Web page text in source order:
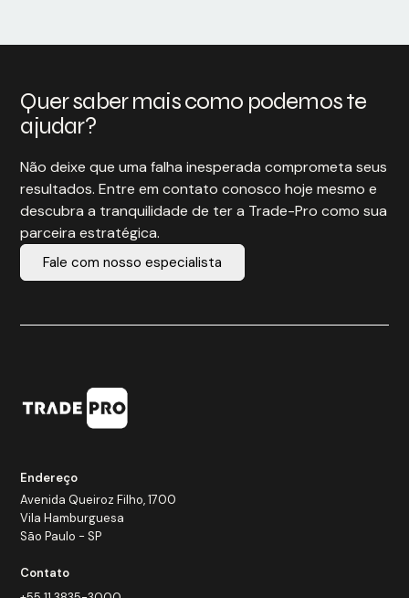
Quer saber mais como podemos te
ajudar?
Não deixe que uma falha inesperada comprometa seus
resultados. Entre em contato conosco hoje mesmo e
descubra a tranquilidade de ter a Trade-Pro como sua
parceira estratégica.
Fale com nosso especialista
Endereço
Avenida Queiroz Filho, 1700
Vila Hamburguesa
São Paulo - SP
Contato